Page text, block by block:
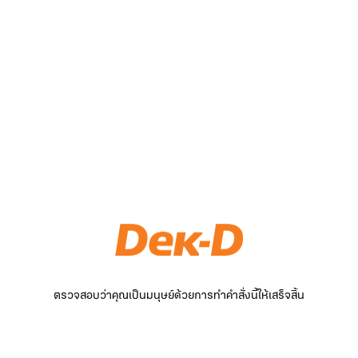
ตรวจสอบว่าคุณเป็นมนุษย์ด้วยการทำคำสั่งนี้ให้เสร็จสิ้น